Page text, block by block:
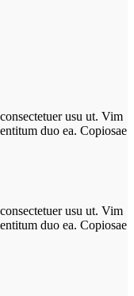
usu ut. Vim
duo ea. Copiosae
usu ut. Vim
duo ea. Copiosae